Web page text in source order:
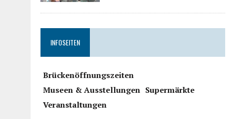
INFOSEITEN
Brückenöffnungszeiten
Museen & Ausstellungen Supermärkte
Veranstaltungen